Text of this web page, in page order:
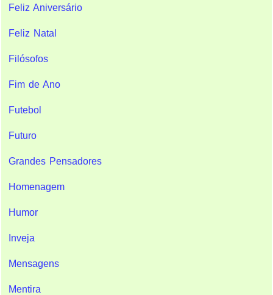
Feliz Aniversário
Feliz Natal
Filósofos
Fim de Ano
Futebol
Futuro
Grandes Pensadores
Homenagem
Humor
Inveja
Mensagens
Mentira